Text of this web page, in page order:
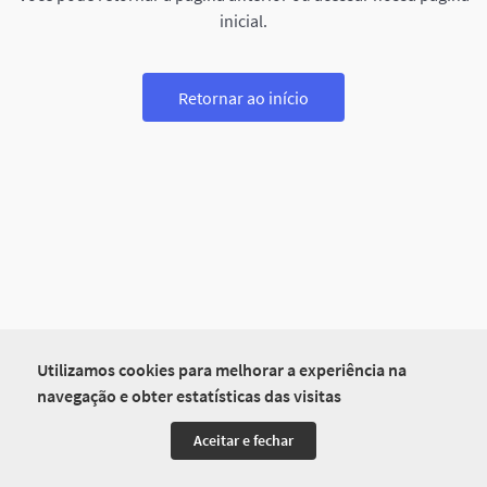
Utilizamos cookies para melhorar a experiência na
navegação e obter estatísticas das visitas
Aceitar e fechar
inicial.
Retornar ao início